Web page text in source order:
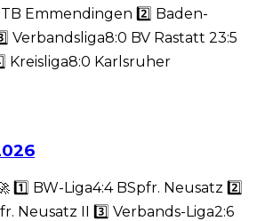
Emmendingen 2️⃣ Baden-
Verbandsliga8:0 BV Rastatt 23:5
Kreisliga8:0 Karlsruher
1️⃣ BW-Liga4:4 BSpfr. Neusatz 2️⃣
Neusatz II 3️⃣ Verbands-Liga2:6